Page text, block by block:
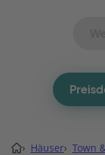
› Häuser› Town